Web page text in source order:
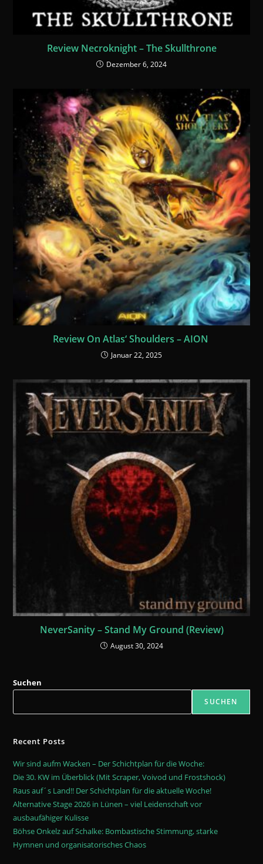
Review Necroknight – The Skullthrone
Dezember 6, 2024
Review On Atlas‘ Shoulders – AION
Januar 22, 2025
NeverSanity – Stand My Ground (Review)
August 30, 2024
Suchen
SUCHEN
Recent Posts
Wir sind aufm Wacken – Der Schichtplan für die Woche:
Die 30. KW im Überblick (Mit Scraper, Voivod und Frostshock)
Raus auf´s Land!! Der Schichtplan für die aktuelle Woche!
Alternative Stage 2026 in Lünen – viel Leidenschaft vor
ausbaufähiger Kulisse
Böhse Onkelz auf Schalke: Bombastische Stimmung, starke
Hymnen und organisatorisches Chaos